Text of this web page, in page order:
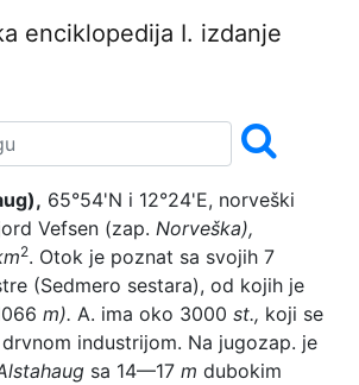
enciklopedija I. izdanje
65°54'N i 12°24'E, norveški
Vefsen (zap. Norveška),
2. Otok je poznat sa svojih 7
(Sedmero sestara), od kojih je
m). A. ima oko 3000 st., koji se
industrijom. Na jugozap. je
sa 14—17 m dubokim